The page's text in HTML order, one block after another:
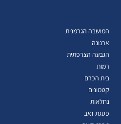
המושבה הגרמנית
ארנונה
הגבעה הצרפתית
רמות
בית הכרם
קטמונים
נחלאות
פסגת זאב